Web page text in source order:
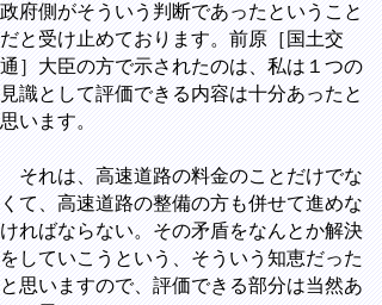
政府側がそういう判断であったということ
だと受け止めております。前原［国土交
通］大臣の方で示されたのは、私は１つの
見識として評価できる内容は十分あったと
思います。
それは、高速道路の料金のことだけでな
くて、高速道路の整備の方も併せて進めな
ければならない。その矛盾をなんとか解決
をしていこうという、そういう知恵だった
と思いますので、評価できる部分は当然あ